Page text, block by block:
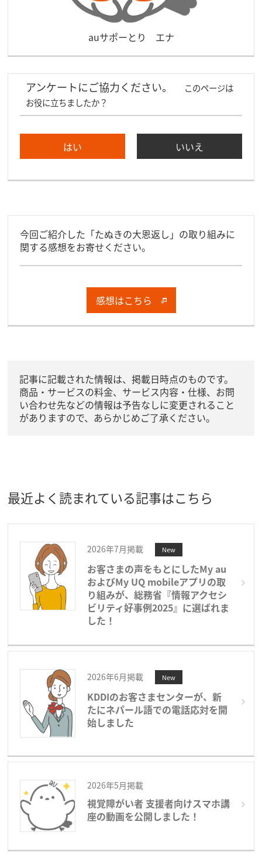
auサポーとり エナ
アンケートにご協力ください。
このページは
お役に立ちましたか？
今回ご紹介した「たぬきの大恩返し」の取り組みに
関する感想をお寄せください。
感想はこちら
記事に記載された情報は、掲載日時点のものです。
商品・サービスの料金、サービス内容・仕様、お問
い合わせ先などの情報は予告なしに変更されること
がありますので、あらかじめご了承ください。
最近よく読まれている記事はこちら
2026年7月掲載 New
お客さまの声をもとにしたMy au
およびMy UQ mobileアプリの取
り組みが、総務省『情報アクセシ
ビリティ好事例2025』に選ばれま
した！
2026年6月掲載 New
KDDIのお客さまセンターが、新
たにネパール語での電話応対を開
始しました
2026年5月掲載
視覚障がい者 支援者向けスマホ講
座の動画を公開しました！